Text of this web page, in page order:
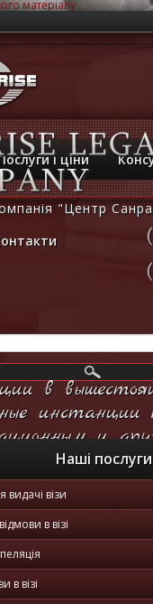
матеріалу
і ціни
"Центр
в
инстанции
и
Он-лайн
консультация
Наші послуги
візи
в візі
в візі